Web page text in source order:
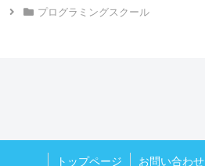
プログラミングスクール
トップページ お問い合わせ